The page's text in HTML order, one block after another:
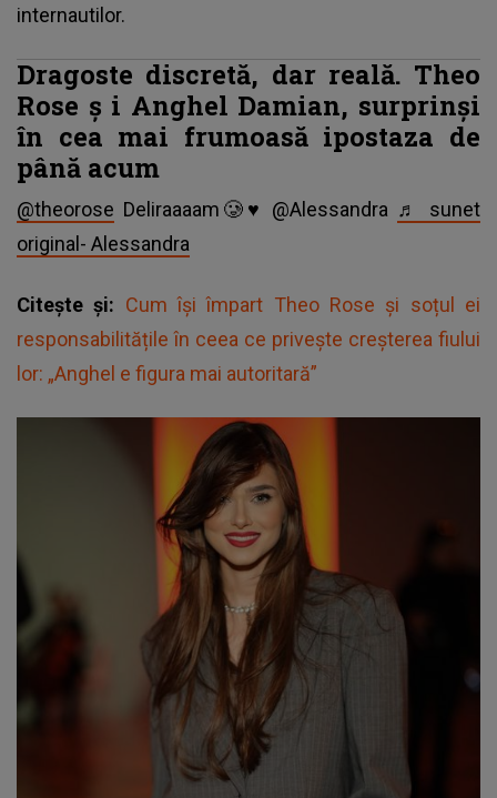
internautilor.
Dragoste discretă, dar reală. Theo
Rose ș i Anghel Damian, surprinși
în cea mai frumoasă ipostaza de
până acum
@theorose Deliraaaam🥲♥️ @Alessandra ♬ sunet
original- Alessandra
Citește și: Cum își împart Theo Rose și soțul ei
responsabilitățile în ceea ce privește creșterea fiului
lor: „Anghel e figura mai autoritară”